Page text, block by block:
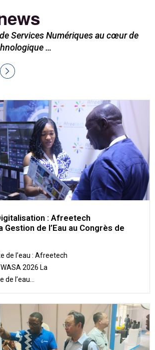
Services Numériques au cœur de
…
: Afreetech
Gestion de l’Eau au Congrès de
de l’eau : Afreetech
2026 La
l’eau...